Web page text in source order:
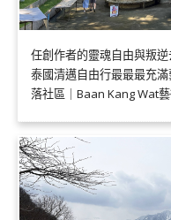
任創作者的靈魂自由與叛
泰國清邁自由行最最最充
落社區｜Baan Kang Wat